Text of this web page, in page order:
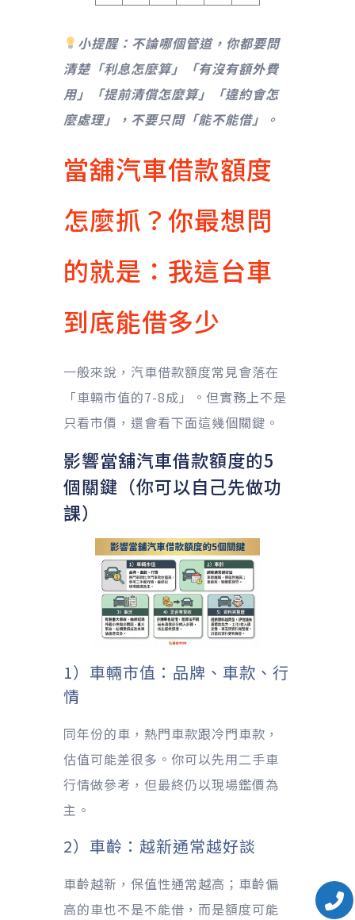
小提醒：不論哪個管道，你都要問
清楚「利息怎麼算」「有沒有額外費
用」「提前清償怎麼算」「違約會怎
麼處理」，不要只問「能不能借」。
當舖汽車借款額度
怎麼抓？你最想問
的就是：我這台車
到底能借多少
一般來說，汽車借款額度常見會落在
「車輛市值的7-8成」。但實務上不是
只看市價，還會看下面這幾個關鍵。
影響當舖汽車借款額度的5
個關鍵（你可以自己先做功
課）
1）車輛市值：品牌、車款、行
情
同年份的車，熱門車款跟冷門車款，
估值可能差很多。你可以先用二手車
行情做參考，但最終仍以現場鑑價為
主。
2）車齡：越新通常越好談
車齡越新，保值性通常越高；車齡偏
高的車也不是不能借，而是額度可能